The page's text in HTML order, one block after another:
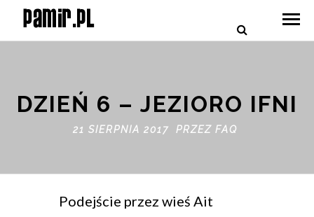
DZIEŃ 6 – JEZIORO IFNI
21 SIERPNIA 2017 PRZEZ FAQ
Podejście przez wieś Ait